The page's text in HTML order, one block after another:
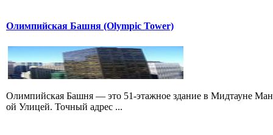
Олимпийская Башня (Olympic Tower)
Олимпийская Башня — это 51-этажное здание в Мидтауне
ой Улицей. Точный адрес ...